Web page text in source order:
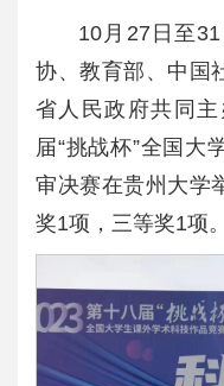
10月27日至
协、教育部、中国
省人民政府共同
届“挑战杯”全国大
审决赛在贵州大学
奖1项，三等奖1项。